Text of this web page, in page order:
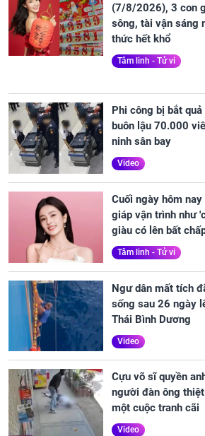
(7/8/2026), 3 con
sông, tài vận sáng
thức hết khổ
Tâm linh - Tử vi
Phi công bị bắt
buôn lậu 70.000
ninh sân bay
Video
Cuối ngày hôm
giáp vận trình như
giàu có lên bất
Tâm linh - Tử vi
Ngư dân mất tích
sống sau 26 ngày
Thái Bình Dương
Video
Cựu võ sĩ quyền
người đàn ông
một cuộc tranh cãi
Video